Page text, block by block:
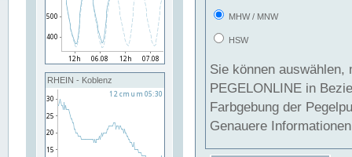
RHEIN - Koblenz
MHW / MNW
HSW
Sie können
PEGELONLINE in Beziehung
Farbgebung der
Genauere